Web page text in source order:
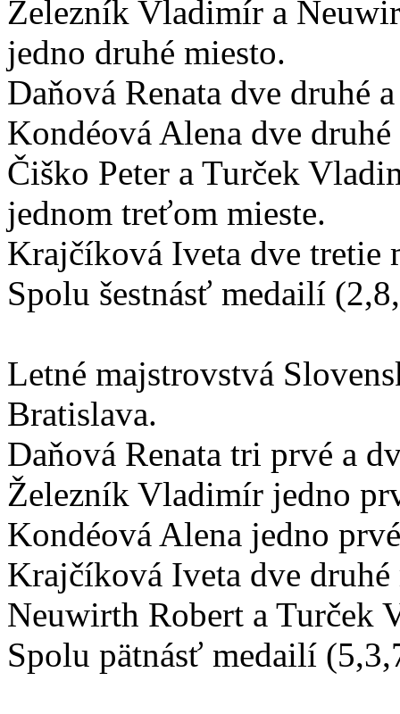
Železník Vladimír a
jedno druhé miesto.
Daňová Renata dve druhé
Kondéová Alena dve druhé
Čiško Peter a Turček
jednom treťom mieste.
Krajčíková Iveta dve tretie
Spolu šestnásť medailí
Letné majstrovstvá
Bratislava.
Daňová Renata tri prvé a
Železník Vladimír jedno
Kondéová Alena jedno
Krajčíková Iveta dve druhé
Neuwirth Robert a Turček
Spolu pätnásť medailí